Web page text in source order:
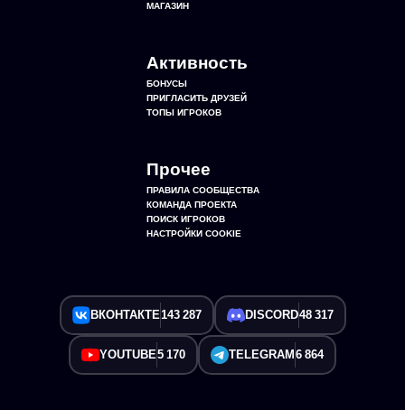
МАГАЗИН
Активность
БОНУСЫ
ПРИГЛАСИТЬ ДРУЗЕЙ
ТОПЫ ИГРОКОВ
Прочее
ПРАВИЛА СООБЩЕСТВА
КОМАНДА ПРОЕКТА
ПОИСК ИГРОКОВ
НАСТРОЙКИ COOKIE
ВКОНТАКТЕ143 287 DISCORD48 317
YOUTUBE5 170 TELEGRAM 6 864